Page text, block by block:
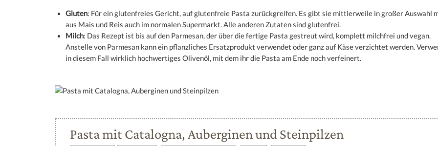
Gluten: Für ein glutenfreies Gericht, auf glutenfreie Pasta zurückgreifen. Es gibt sie mittlerweile in großer Auswahl
aus Mais und Reis auch im normalen Supermarkt. Alle anderen Zutaten sind glutenfrei.
Milch: Das Rezept ist bis auf den Parmesan, der über die fertige Pasta gestreut wird, komplett milchfrei und vegan.
Anstelle von Parmesan kann ein pflanzliches Ersatzprodukt verwendet oder ganz auf Käse verzichtet werden.
in diesem Fall wirklich hochwertiges Olivenöl, mit dem ihr die Pasta am Ende noch verfeinert.
Pasta mit Catalogna, Auberginen und Steinpilzen